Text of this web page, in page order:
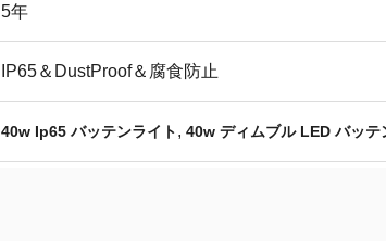
5年
IP65＆DustProof＆腐食防止
40w Ip65 バッテンライト, 40w ディムブル LED バッテ